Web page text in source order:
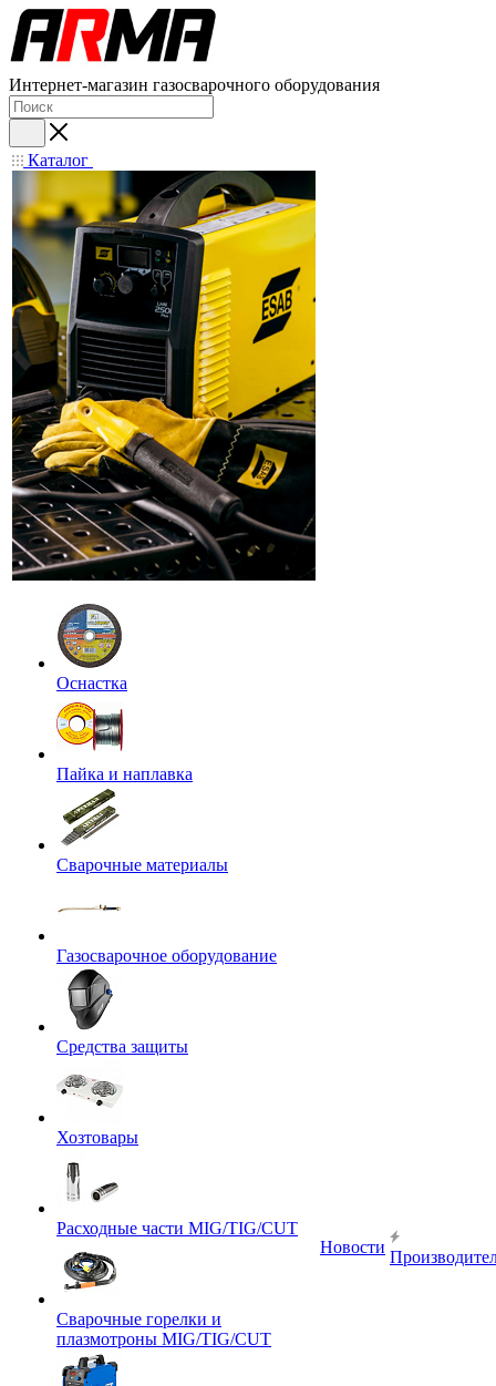
Интернет-магазин газосварочного оборудования
Каталог
Оснастка
Пайка и наплавка
Сварочные материалы
Газосварочное оборудование
Средства защиты
Хозтовары
Расходные части MIG/TIG/CUT
Сварочные горелки и
плазмотроны MIG/TIG/CUT
Новости